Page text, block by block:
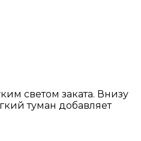
светом заката. Внизу
туман добавляет